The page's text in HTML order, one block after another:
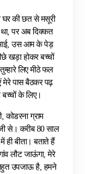
घर की छत से मसूरी
पर अब दिक्कत
उस आम के पेड़
खड़ा होकर बच्चों
लिए मीठे फल
मेरे पास बैठकर पढ़
बच्चों के लिए।
ग्राम
से। करीब 80 साल
ही बीता। बताते हैं
लौट जाऊंगा, मेरे
उपजाऊ है, हमने